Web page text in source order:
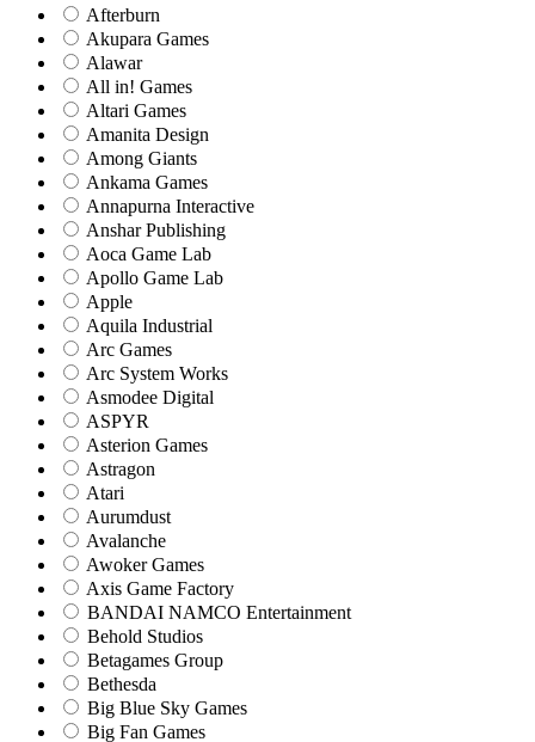
Afterburn
Akupara Games
Alawar
All in! Games
Altari Games
Amanita Design
Among Giants
Ankama Games
Annapurna Interactive
Anshar Publishing
Aoca Game Lab
Apollo Game Lab
Apple
Aquila Industrial
Arc Games
Arc System Works
Asmodee Digital
ASPYR
Asterion Games
Astragon
Atari
Aurumdust
Avalanche
Awoker Games
Axis Game Factory
BANDAI NAMCO Entertainment
Behold Studios
Betagames Group
Bethesda
Big Blue Sky Games
Big Fan Games